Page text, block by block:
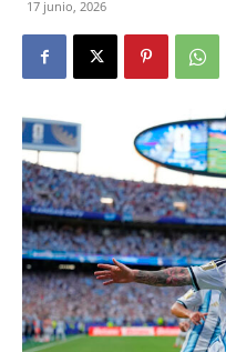
17 junio, 2026